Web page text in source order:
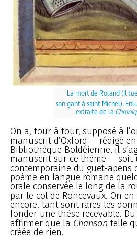
La mort de Roland (il
son gant à saint Michel).
extraite de la
On a, tour à tour, supposé à
manuscrit d’Oxford — rédigé
Bibliothèque Boldéienne, il
manuscrit sur ce thème —
contemporaine du guet-apens
poème en langue romane
orale conservée le long de la
par le col de Roncevaux. On
encore, tant sont rares les
fonder une thèse recevable.
affirmer que la Chanson telle
créée de rien.